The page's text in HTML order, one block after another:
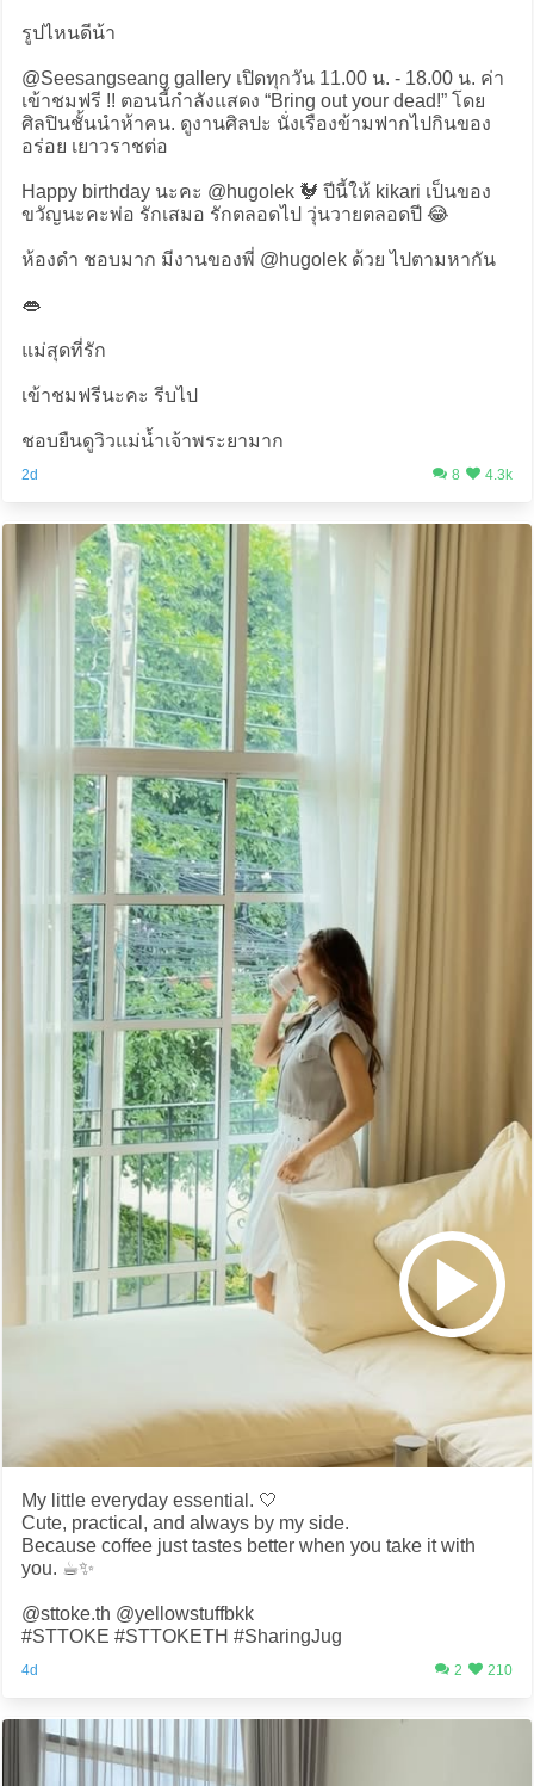
รูปไหนดีน้า
@Seesangseang gallery เปิดทุกวัน 11.00 น. - 18.00 น. ค่า
เข้าชมฟรี !! ตอนนี้กําลังแสดง “Bring out your dead!” โดย
ศิลปินชั้นนําห้าคน. ดูงานศิลปะ นั่งเรืองข้ามฟากไปกินของ
อร่อย เยาวราชต่อ
Happy birthday นะคะ @hugolek 🐓 ปีนี้ให้ kikari เป็นของ
ขวัญนะคะพ่อ รักเสมอ รักตลอดไป วุ่นวายตลอดปี 😂
ห้องดำ ชอบมาก มีงานของพี่ @hugolek ด้วย ไปตามหากัน
👄
แม่สุดที่รัก
เข้าชมฟรีนะคะ รีบไป
ชอบยืนดูวิวแม่น้ำเจ้าพระยามาก
2d 8 4.3k
My little everyday essential. 🤍
Cute, practical, and always by my side.
Because coffee just tastes better when you take it with
you. ☕️✨
@sttoke.th @yellowstuffbkk
#STTOKE #STTOKETH #SharingJug
4d 2 210